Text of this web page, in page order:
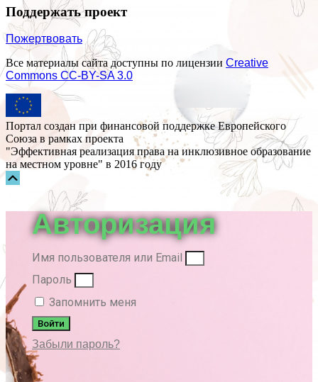
Поддержать проект
Пожертвовать
Все материалы сайта доступны по лицензии Creative
Commons СС-BY-SA 3.0
Портал создан при финансовой поддержке Европейского
Союза в рамках проекта
"Эффективная реализация права на инклюзивное образование
на местном уровне" в 2016 году
вверх
Авторизация
Имя пользователя или Email
Пароль
Запомнить меня
Войти
Забыли пароль?